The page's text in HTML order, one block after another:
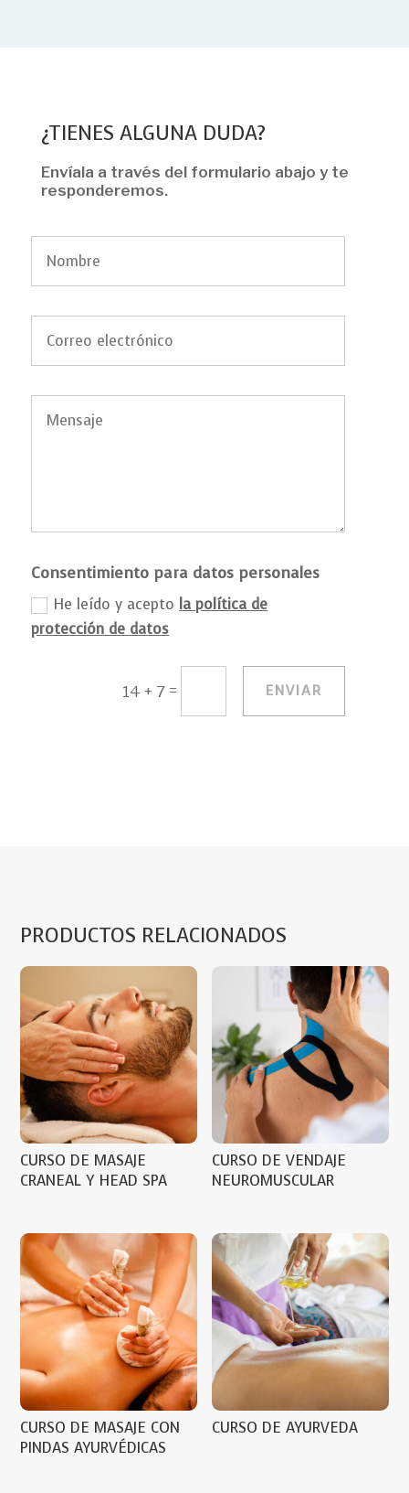
¿TIENES ALGUNA DUDA?
Envíala a través del formulario abajo y te
responderemos.
Consentimiento para datos personales
He leído y acepto la política de
protección de datos
14 + 7 = ENVIAR
PRODUCTOS RELACIONADOS
CURSO DE MASAJE
CRANEAL Y HEAD SPA
CURSO DE VENDAJE
NEUROMUSCULAR
CURSO DE MASAJE CON
PINDAS AYURVÉDICAS
CURSO DE AYURVEDA